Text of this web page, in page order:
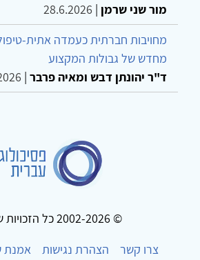
מור שני שרמן |
28.6.2026
מחויבות חברתית כעמדה אתית-
מחדש של גבולות המקצוע
ד"ר יהונתן דבש ומאיה פרבר |
© 2002-2026 כל הזכויות שמורות
צרו קשר
הצהרת נגישות אמנת